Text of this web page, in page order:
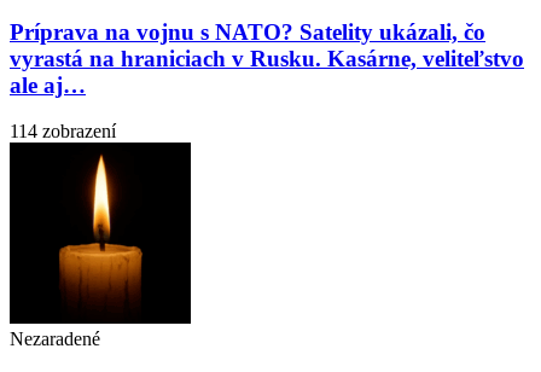
Príprava na vojnu s NATO? Satelity ukázali, čo
vyrastá na hraniciach v Rusku. Kasárne, veliteľstvo
ale aj…
114 zobrazení
Nezaradené